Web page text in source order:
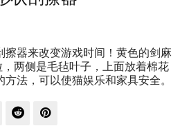
擦器来改变游戏时间！黄色的剑麻
两侧是毛毡叶子，上面放着棉花
法，可以使猫娱乐和家具安全。